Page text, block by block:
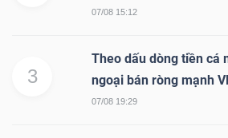
07/08 15:12
3
Theo dấu dòng tiền cá
ngoại bán ròng mạnh
07/08 19:29